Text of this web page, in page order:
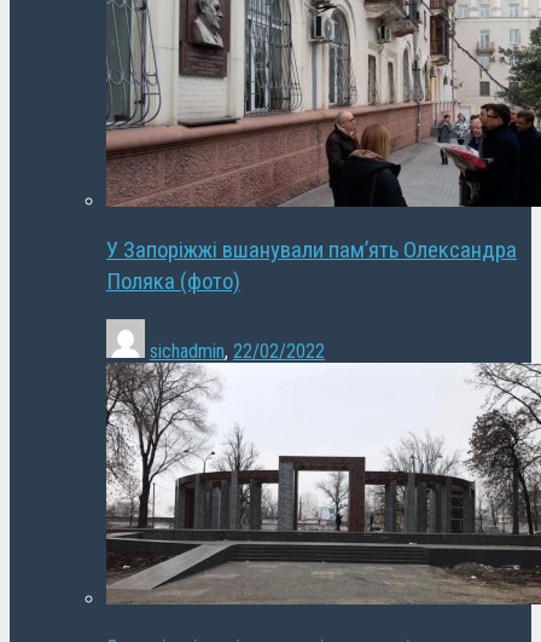
У Запоріжжі вшанували пам’ять Олександра
Поляка (фото)
sichadmin, 22/02/2022